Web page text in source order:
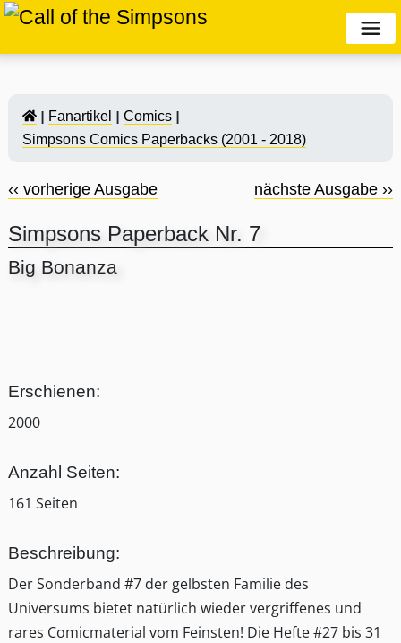
Fanartikel
Comics
Simpsons Comics Paperbacks (2001 - 2018)
‹‹ vorherige Ausgabe nächste Ausgabe ››
Simpsons Paperback Nr. 7
Big Bonanza
Erschienen:
2000
Anzahl Seiten:
161 Seiten
Beschreibung:
Der Sonderband #7 der gelbsten Familie des
Universums bietet natürlich wieder vergriffenes und
rares Comicmaterial vom Feinsten! Die Hefte #27 bis 31